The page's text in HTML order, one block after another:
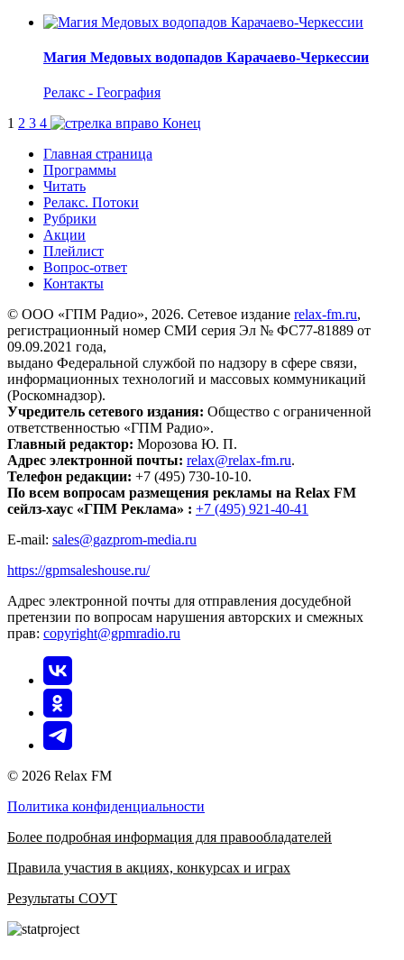
Магия Медовых водопадов Карачаево-Черкессии
Релакс - География
1 2 3 4
Конец
Главная страница
Программы
Читать
Релакс. Потоки
Рубрики
Акции
Плейлист
Вопрос-ответ
Контакты
© ООО «ГПМ Радио», 2026. Сетевое издание relax-fm.ru,
регистрационный номер СМИ серия Эл № ФС77-81889 от
09.09.2021 года,
выдано Федеральной службой по надзору в сфере связи,
информационных технологий и массовых коммуникаций
(Роскомнадзор).
Учредитель сетевого издания: Общество с ограниченной
ответственностью «ГПМ Радио».
Главный редактор: Морозова Ю. П.
Адрес электронной почты: relax@relax-fm.ru.
Телефон редакции: +7 (495) 730-10-10.
По всем вопросам размещения рекламы на Relax FM
сейлз-хаус «ГПМ Реклама» : +7 (495) 921-40-41
E-mail: sales@gazprom-media.ru
https://gpmsaleshouse.ru/
Адрес электронной почты для отправления досудебной
претензии по вопросам нарушения авторских и смежных
прав: copyright@gpmradio.ru
© 2026 Relax FM
Политика конфиденциальности
Более подробная информация для правообладателей
Правила участия в акциях, конкурсах и играх
Результаты СОУТ